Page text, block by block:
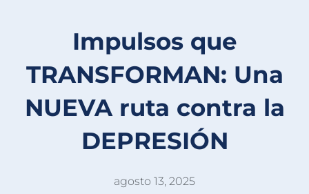
Impulsos que
TRANSFORMAN: Una
NUEVA ruta contra la
DEPRESIÓN
agosto 13, 2025